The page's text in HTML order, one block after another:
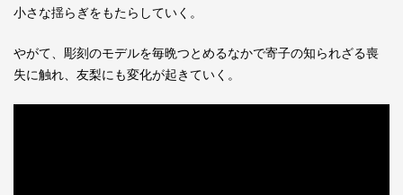
小さな揺らぎをもたらしていく。
やがて、彫刻のモデルを毎晩つとめるなかで寄子の知られざる喪
失に触れ、友梨にも変化が起きていく。